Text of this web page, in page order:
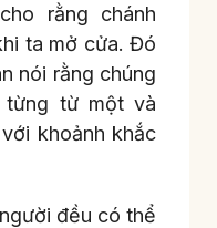
rằng chánh
ta mở cửa. Đó
nói rằng chúng
từng từ một và
khoảnh khắc
đều có thể